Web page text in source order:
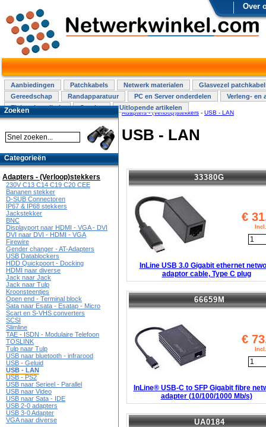
Over
Aanbiedingen Patchkabels Netwerk materialen
Glasvezel
Gereedschap
Randapparatuur PC en Server onderdelen
Verleng- en
Elektra installatie
Overige Uitlopende artikelen
Adapters - (Verloop)stekkers - USB - LAN
USB - LAN
33380G
€
InLine USB 3.0 Gigabit ethernet
adaptor cable, Type C plug
66659M
€
InLine® USB-C to SFP Gigabit fibre
adapter (10/100/1000 Mb/s)
UA0184
Zoeken
Categorieën
Adapters - (Verloop)stekkers
230V C13 C14 C19 C20 CEE
Bananen stekker
D-SUB Connectoren
IP67 & IP68 stekkers
Jackstekker
BNC
Displayport naar HDMI - VGA - DVI
DVI naar DVI - HDMI - VGA
Firewire
Gender changer - AT-Adapters
USB Datablockers
HDD Quickpoort - Docking
HDMI naar diverse
Jack naar Jack
Jack naar Tulp
Kroonsteentjes
Open end - Terminal block
Sata naar Esata - Esatap - Micro
Scart en S-VHS converters
SCSI
Slimline
TAE - ISDN - Modulaire Telefoon
TOSLINK
Tulp naar Tulp
USB naar bluetooth - infrarood
USB - Geluid
USB - LAN
USB - PS2
USB naar Serieel - Parallel
USB naar Video
USB naar Sata - IDE
USB 2-0 adapters
USB 3-0 Adapter
VGA naar diverse